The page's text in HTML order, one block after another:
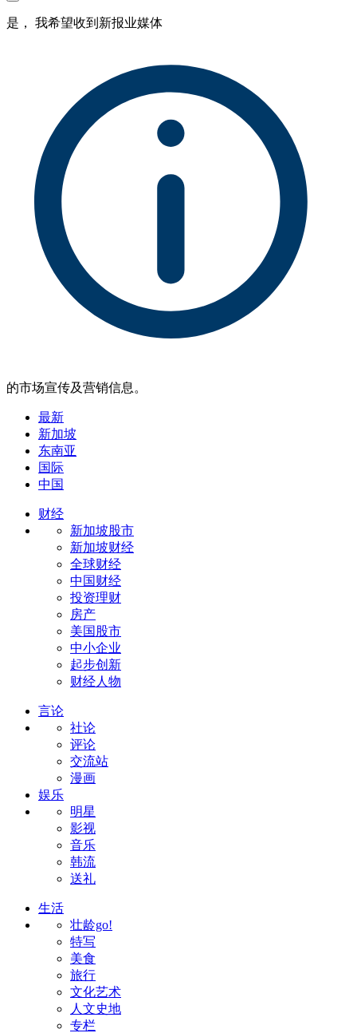
是， 我希望收到新报业媒体
的市场宣传及营销信息。
最新
新加坡
东南亚
国际
中国
财经
新加坡股市
新加坡财经
全球财经
中国财经
投资理财
房产
美国股市
中小企业
起步创新
财经人物
言论
社论
评论
交流站
漫画
娱乐
明星
影视
音乐
韩流
送礼
生活
壮龄go!
特写
美食
旅行
文化艺术
人文史地
专栏